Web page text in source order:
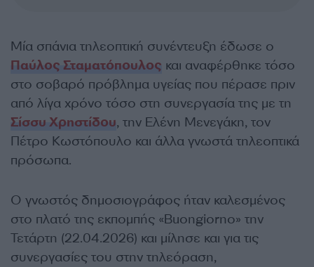
Μία σπάνια τηλεοπτική συνέντευξη έδωσε ο
Παύλος Σταματόπουλος και αναφέρθηκε τόσο
στο σοβαρό πρόβλημα υγείας που πέρασε πριν
από λίγα χρόνο τόσο στη συνεργασία της με τη
Σίσσυ Χρηστίδου, την Ελένη Μενεγάκη, τον
Πέτρο Κωστόπουλο και άλλα γνωστά τηλεοπτικά
πρόσωπα.
Ο γνωστός δημοσιογράφος ήταν καλεσμένος
στο πλατό της εκπομπής «Buongiorno» την
Τετάρτη (22.04.2026) και μίλησε και για τις
συνεργασίες του στην τηλεόραση,